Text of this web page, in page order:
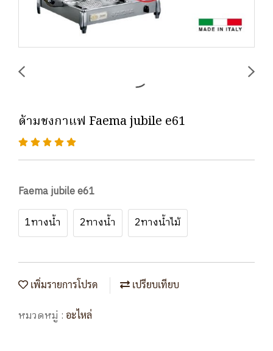
ด้ามชงกาแฟ Faema jubile e61
Faema jubile e61
1ทางน้ำ
2ทางน้ำ 2ทางน้ำไม้
เพิ่มรายการโปรด เปรียบเทียบ
หมวดหมู่ : อะไหล่